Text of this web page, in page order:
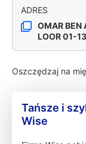
ADRES
OMAR BEN
LOOR 01-
Oszczędzaj na
Tańsze i
Wise